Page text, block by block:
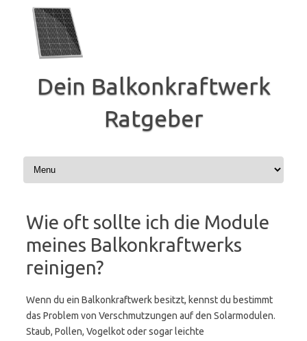
Inhalt
springen
Dein Balkonkraftwerk
Ratgeber
Wie oft sollte ich die Module
meines Balkonkraftwerks
reinigen?
Wenn du ein Balkonkraftwerk besitzt, kennst du bestimmt
das Problem von Verschmutzungen auf den Solarmodulen.
Staub, Pollen, Vogelkot oder sogar leichte